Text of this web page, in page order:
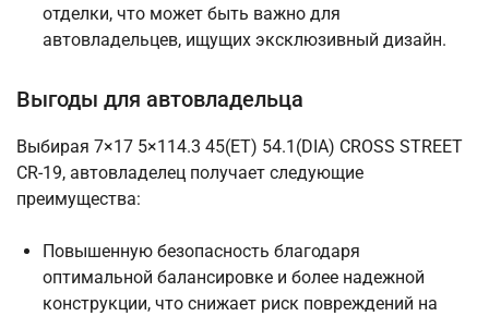
отделки, что может быть важно для
автовладельцев, ищущих эксклюзивный дизайн.
Выгоды для автовладельца
Выбирая 7×17 5×114.3 45(ET) 54.1(DIA) CROSS STREET
CR-19, автовладелец получает следующие
преимущества:
Повышенную безопасность благодаря
оптимальной балансировке и более надежной
конструкции, что снижает риск повреждений на